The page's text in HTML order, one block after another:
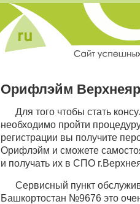
Орифлэйм
Для того чтобы стать
необходимо пройти
регистрации вы получите
Орифлэйм и сможете
и получать их в СПО
Сервисный пункт
Башкортостан №9676 это